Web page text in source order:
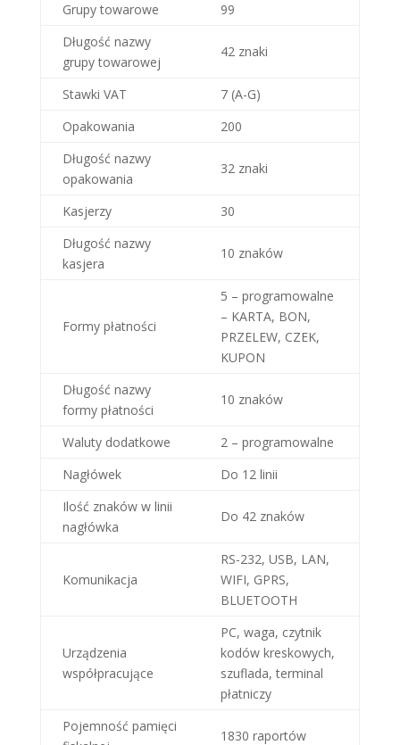
Grupy towarowe
99
Długość nazwy
grupy towarowej
42 znaki
Stawki VAT
7 (A-G)
Opakowania
200
Długość nazwy
opakowania
32 znaki
Kasjerzy
30
Długość nazwy
kasjera
10 znaków
Formy płatności
5 – programowalne
– KARTA, BON,
PRZELEW, CZEK,
KUPON
Długość nazwy
formy płatności
10 znaków
Waluty dodatkowe
2 – programowalne
Nagłówek
Do 12 linii
Ilość znaków w linii
nagłówka
Do 42 znaków
Komunikacja
RS-232, USB, LAN,
WIFI, GPRS,
BLUETOOTH
Urządzenia
współpracujące
PC, waga, czytnik
kodów kreskowych,
szuflada, terminal
płatniczy
Pojemność pamięci
1830 raportów